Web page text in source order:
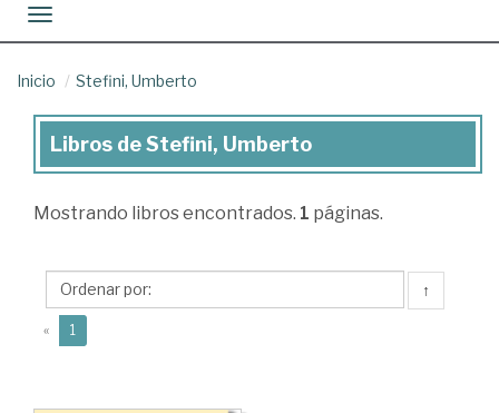
Toggle navigation
Inicio Stefini, Umberto
Libros
Stefini,
Libros de Stefini, Umberto
Mostrando libros encontrados. 1 páginas.
↑
« 1